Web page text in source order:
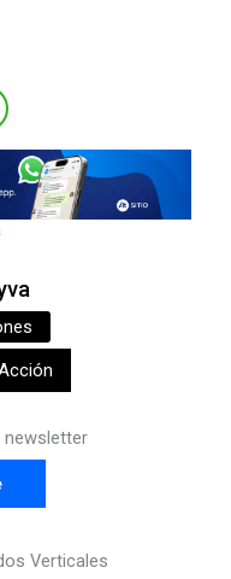
newsletter
Verticales